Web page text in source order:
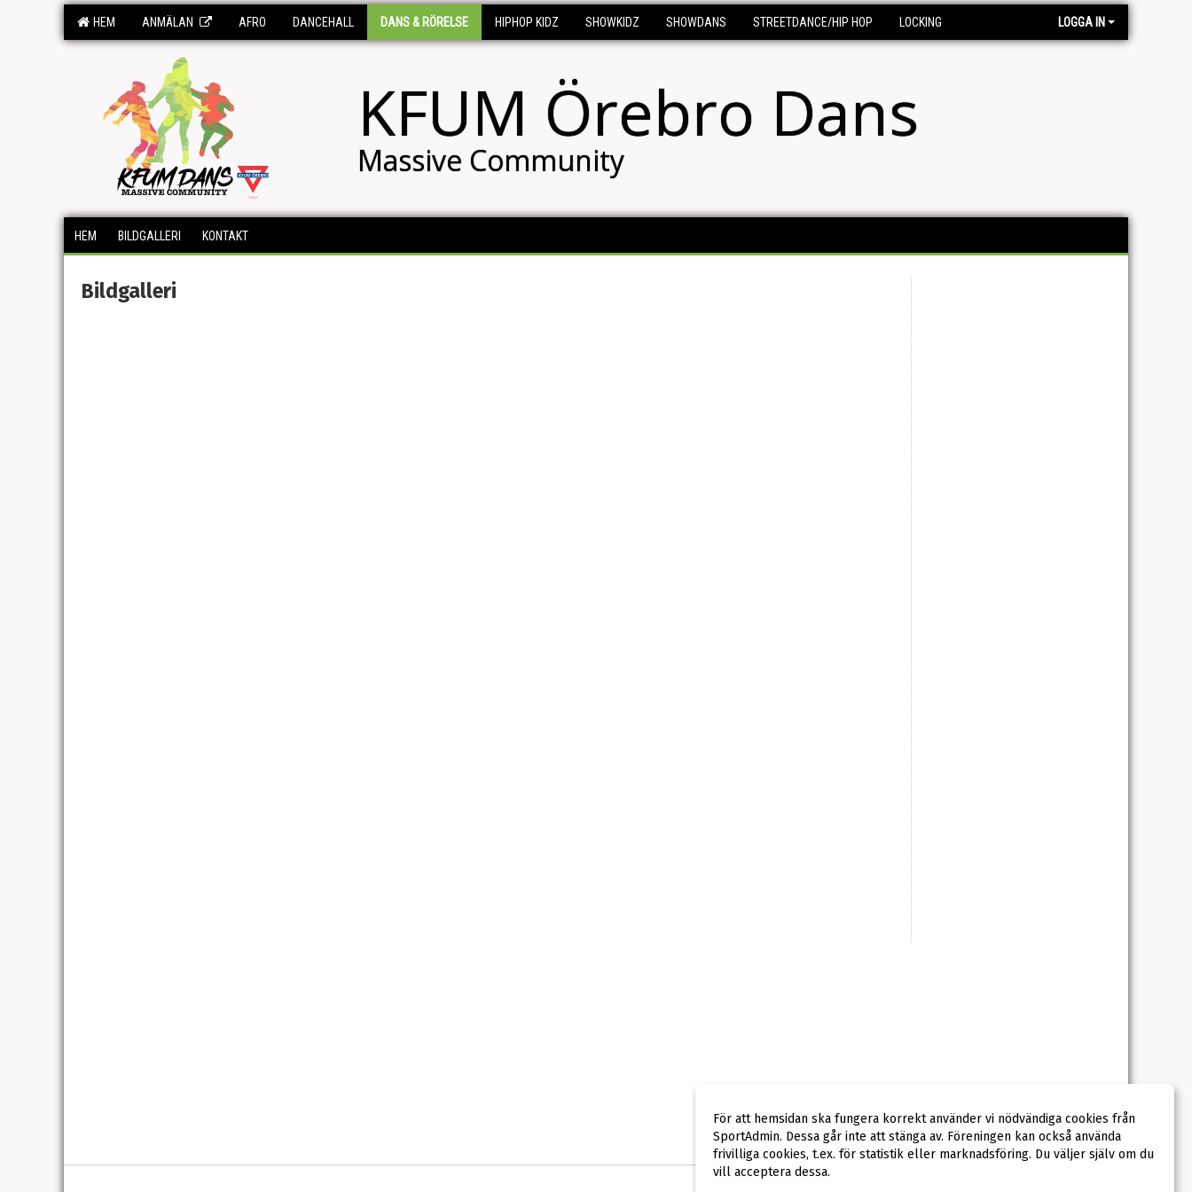
HEM ANMÄLAN AFRO DANCEHALL DANS & RÖRELSE HIPHOP KIDZ SHOWKIDZ SHOWDANS STREETDANCE/HIP HOP LOCKING LOGGA IN
KFUM Örebro Dans
Massive Community
HEM BILDGALLERI KONTAKT
Bildgalleri
För att hemsidan ska fungera korrekt använder vi nödvändiga cookies från
SportAdmin. Dessa går inte att stänga av. Föreningen kan också använda
frivilliga cookies, t.ex. för statistik eller marknadsföring. Du väljer själv om du
vill acceptera dessa.